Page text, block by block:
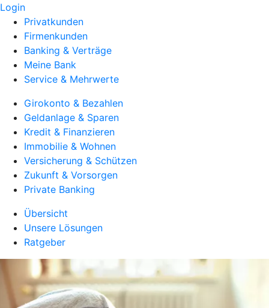
Login
Privatkunden
Firmenkunden
Banking & Verträge
Meine Bank
Service & Mehrwerte
Girokonto & Bezahlen
Geldanlage & Sparen
Kredit & Finanzieren
Immobilie & Wohnen
Versicherung & Schützen
Zukunft & Vorsorgen
Private Banking
Übersicht
Unsere Lösungen
Ratgeber